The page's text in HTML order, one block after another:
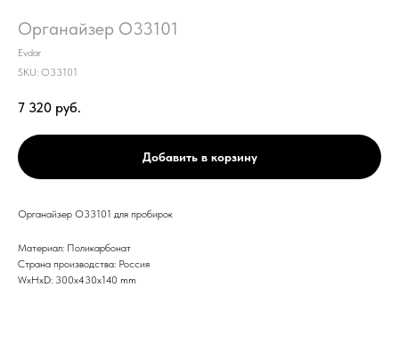
Органайзер O33101
Evdar
SKU: O33101
7 320 руб.
Добавить в корзину
Органайзер O33101 для пробирок
Материал: Поликарбонат
Страна производства: Россия
WxHxD: 300x430x140 mm